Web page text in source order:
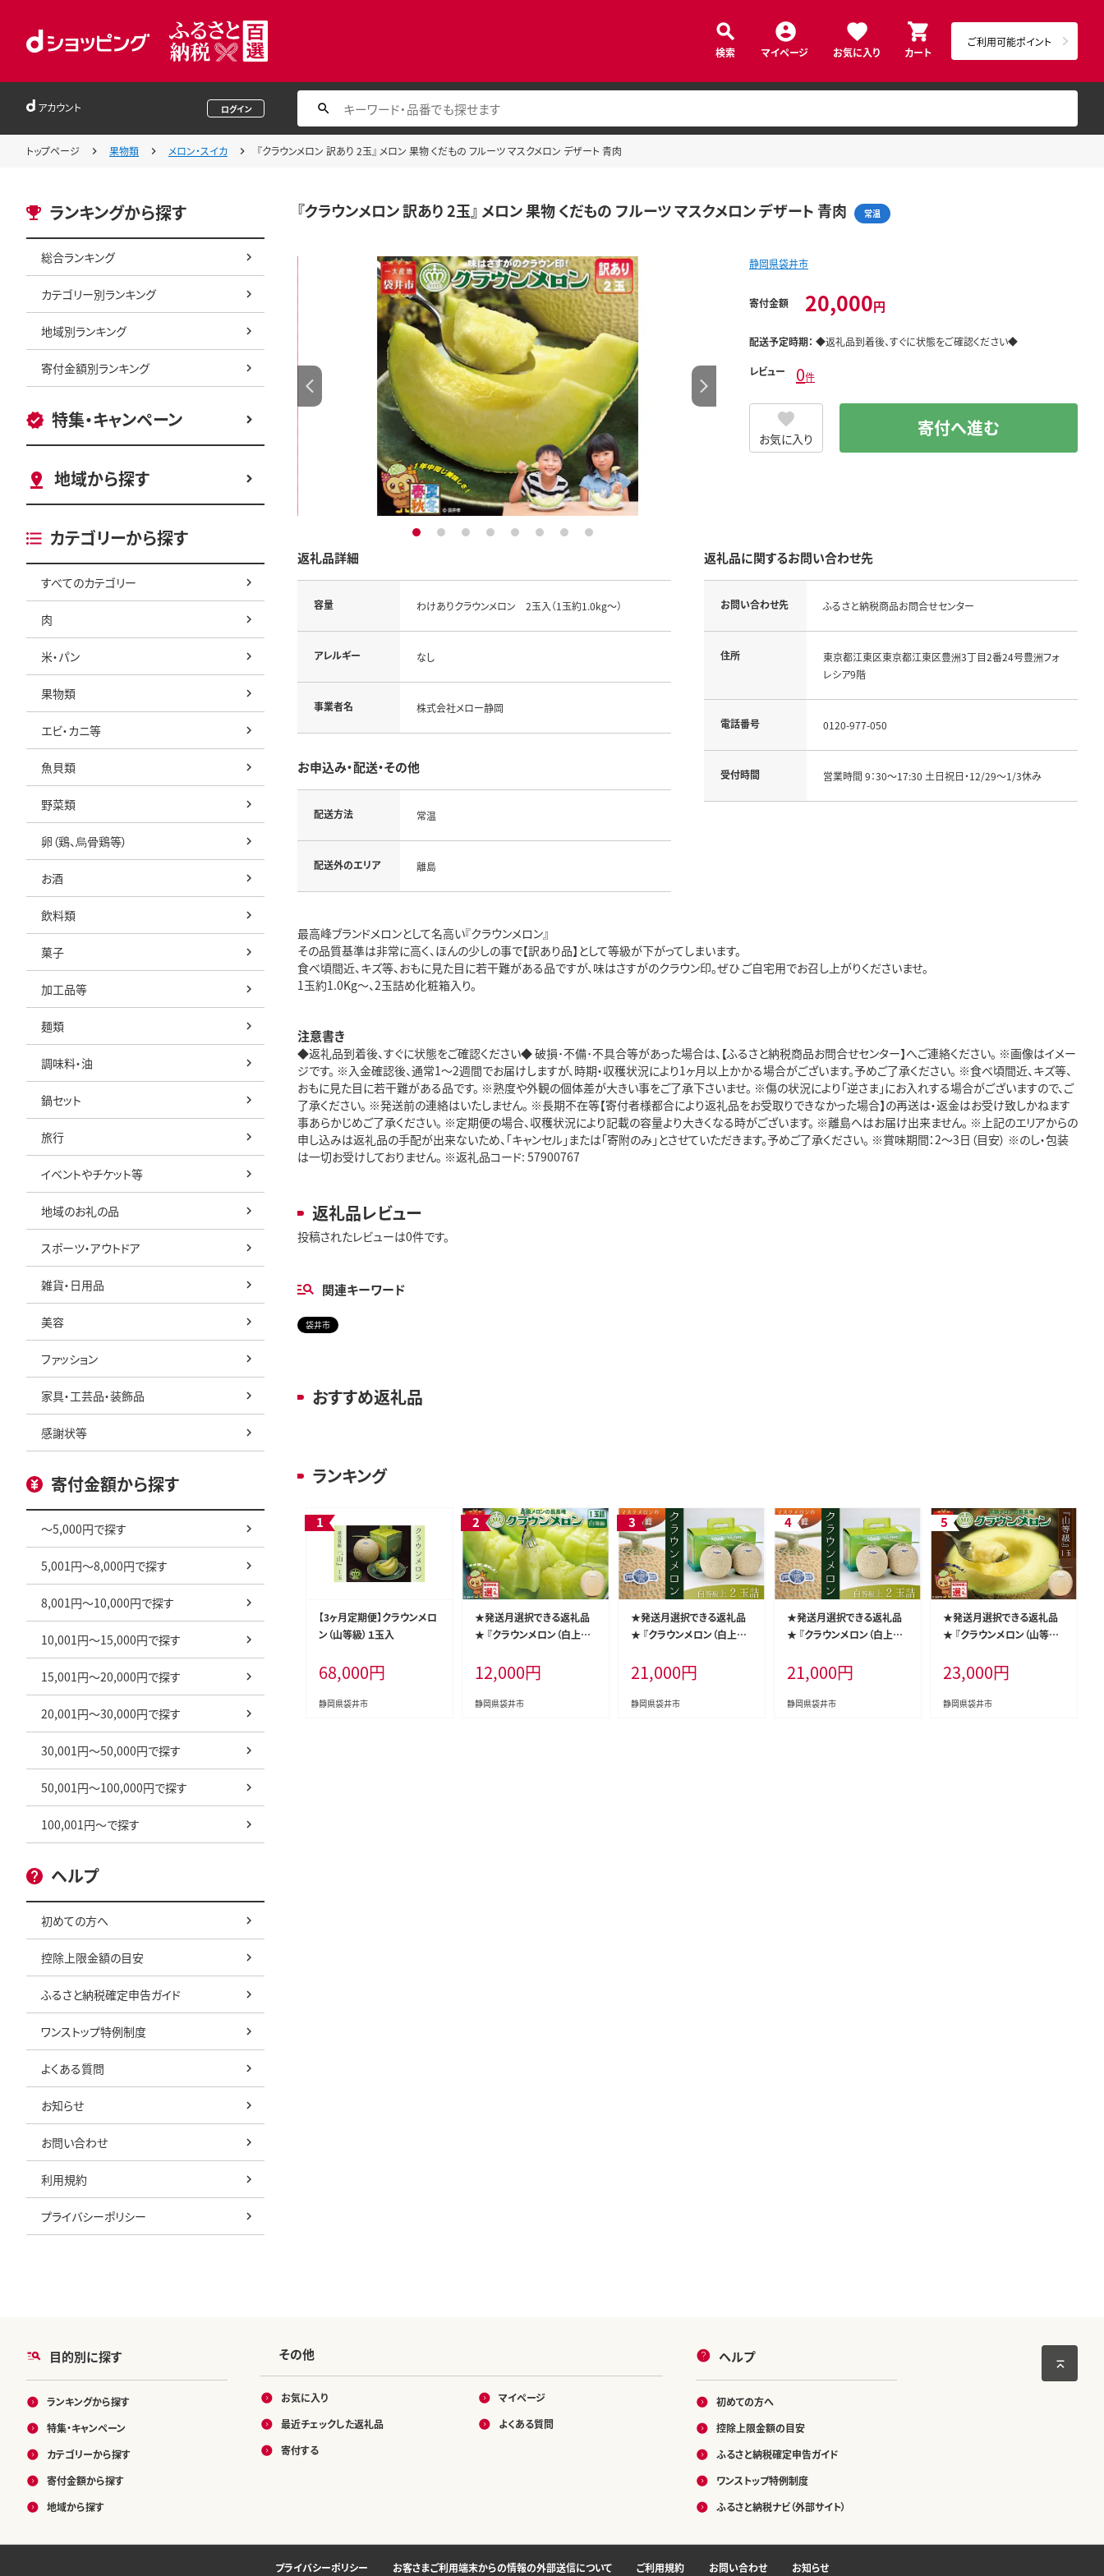
検索 マイページ お気に入り カート
ご利用可能ポイント
アカウント ログイン
トップページ 果物類 メロン・スイカ 『クラウンメロン 訳あり 2玉』 メロン 果物 くだもの フルーツ マスクメロン デザート 青肉
ランキングから探す
総合ランキング
カテゴリー別ランキング
地域別ランキング
寄付金額別ランキング
特集・キャンペーン
地域から探す
カテゴリーから探す
すべてのカテゴリー
肉
米・パン
果物類
エビ・カニ等
魚貝類
野菜類
卵（鶏、烏骨鶏等）
お酒
飲料類
菓子
加工品等
麺類
調味料・油
鍋セット
旅行
イベントやチケット等
地域のお礼の品
スポーツ・アウトドア
雑貨・日用品
美容
ファッション
家具・工芸品・装飾品
感謝状等
寄付金額から探す
～5,000円で探す
5,001円～8,000円で探す
8,001円～10,000円で探す
10,001円～15,000円で探す
15,001円～20,000円で探す
20,001円～30,000円で探す
30,001円～50,000円で探す
50,001円～100,000円で探す
100,001円～で探す
ヘルプ
初めての方へ
控除上限金額の目安
ふるさと納税確定申告ガイド
ワンストップ特例制度
よくある質問
お知らせ
お問い合わせ
利用規約
プライバシーポリシー
『クラウンメロン 訳あり 2玉』 メロン 果物 くだもの フルーツ マスクメロン デザート 青肉 常温
1 2 3 4 5 6 7 8
静岡県袋井市
寄付金額 20,000円
配送予定時期： ◆返礼品到着後、すぐに状態をご確認ください◆
レビュー 0件
お気に入り 寄付へ進む
返礼品詳細
容量 わけありクラウンメロン 2玉入（1玉約1.0kg～）
アレルギー なし
事業者名 株式会社メロー静岡
お申込み・配送・その他
配送方法 常温
配送外のエリア 離島
返礼品に関するお問い合わせ先
お問い合わせ先 ふるさと納税商品お問合せセンター
住所
東京都江東区東京都江東区豊洲3丁目2番24号豊洲フォ
レシア9階
電話番号 0120-977-050
受付時間 営業時間 9：30～17:30 土日祝日・12/29～1/3休み
最高峰ブランドメロンとして名高い『クラウンメロン』
その品質基準は非常に高く、ほんの少しの事で【訳あり品】として等級が下がってしまいます。
食べ頃間近、キズ等、おもに見た目に若干難がある品ですが、味はさすがのクラウン印。ぜひ ご自宅用でお召し上がりくださいませ。
1玉約1.0Kg～、2玉詰め化粧箱入り。
注意書き
◆返礼品到着後、すぐに状態をご確認ください◆ 破損･不備･不具合等があった場合は、【ふるさと納税商品お問合せセンター】へご連絡ください。 ※画像はイメー
ジです。 ※入金確認後、通常1～2週間でお届けしますが、時期・収穫状況により1ヶ月以上かかる場合がございます。予めご了承ください。 ※食べ頃間近、キズ等、
おもに見た目に若干難がある品です。 ※熟度や外観の個体差が大きい事をご了承下さいませ。 ※傷の状況により「逆さま」にお入れする場合がございますので、ご
了承ください。 ※発送前の連絡はいたしません。 ※長期不在等【寄付者様都合により返礼品をお受取りできなかった場合】の再送は・返金はお受け致しかねます
事あらかじめご了承ください。 ※定期便の場合、収穫状況により記載の容量より大きくなる時がございます。 ※離島へはお届け出来ません。 ※上記のエリアからの
申し込みは返礼品の手配が出来ないため、「キャンセル」または「寄附のみ」とさせていただきます。予めご了承ください。 ※賞味期間：2～3日（目安） ※のし・包装
は一切お受けしておりません。 ※返礼品コード: 57900767
返礼品レビュー
投稿されたレビューは0件です。
関連キーワード
袋井市
おすすめ返礼品
ランキング
【3ヶ月定期便】クラウンメロ
ン（山等級）１玉入
68,000円
静岡県袋井市
★発送月選択できる返礼品
★ 『クラウンメロン（白上級）
ト 贈り物 デザート グルメ 袋
井市2026年9月発送
12,000円
静岡県袋井市
★発送月選択できる返礼品
★ 『クラウンメロン（白上級）
ト 贈り物 デザート グルメ 袋
井市 果物 フルーツ メロン
青肉 食後 おやつ 2026年9
21,000円
静岡県袋井市
★発送月選択できる返礼品
★ 『クラウンメロン（白上級）
ト 贈り物 デザート グルメ 袋
井市 果物 フルーツ メロン
青肉 食後 おやつ 2026年10
21,000円
静岡県袋井市
★発送月選択できる返礼品
★ 『クラウンメロン（山等級）
気 厳選 ギフト 贈り物 デザー
ト グルメ 袋井市2026年9月
発送
23,000円
静岡県袋井市
目的別に探す
ランキングから探す
特集・キャンペーン
カテゴリーから探す
寄付金額から探す
地域から探す
その他
お気に入り
最近チェックした返礼品
寄付する
マイページ
よくある質問
ヘルプ
初めての方へ
控除上限金額の目安
ふるさと納税確定申告ガイド
ワンストップ特例制度
ふるさと納税ナビ（外部サイト）
プライバシーポリシー お客さまご利用端末からの情報の外部送信について ご利用規約 お問い合わせ お知らせ